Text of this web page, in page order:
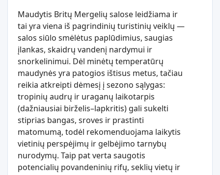
Maudytis Britų Mergelių salose leidžiama ir
tai yra viena iš pagrindinių turistinių veiklų —
salos siūlo smėlėtus paplūdimius, saugias
įlankas, skaidrų vandenį nardymui ir
snorkelinimui. Dėl minėtų temperatūrų
maudynės yra patogios ištisus metus, tačiau
reikia atkreipti dėmesį į sezono sąlygas:
tropinių audrų ir uraganų laikotarpis
(dažniausiai birželis–lapkritis) gali sukelti
stiprias bangas, sroves ir prastinti
matomumą, todėl rekomenduojama laikytis
vietinių perspėjimų ir gelbėjimo tarnybų
nurodymų. Taip pat verta saugotis
potencialių povandeninių rifų, seklių vietų ir